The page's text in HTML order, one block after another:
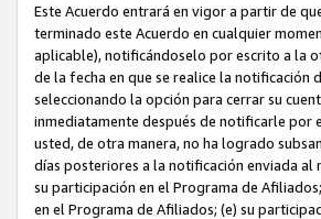
Este Acuerdo entrará en vigor a partir de
terminado este Acuerdo en cualquier
aplicable), notificándoselo por escrito a la
de la fecha en que se realice la
seleccionando la opción para cerrar su
inmediatamente después de notificarle por
usted, de otra manera, no ha logrado
días posteriores a la notificación enviada
su participación en el Programa de
en el Programa de Afiliados; (e) su